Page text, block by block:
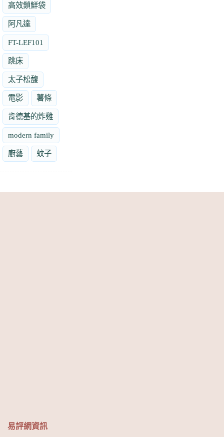
高效鎖鮮袋
阿凡達
FT-LEF101
跳床
太子松馥
電影 薯條
肯德基的炸雞
modern family
廚藝 蚊子
易評網資訊